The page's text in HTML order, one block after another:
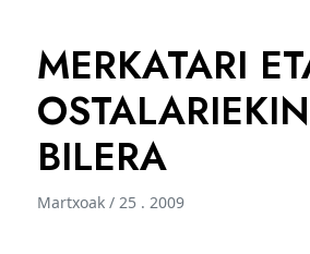
MERKATARI
OSTALARIEKIN
BILERA
Martxoak / 25 . 2009